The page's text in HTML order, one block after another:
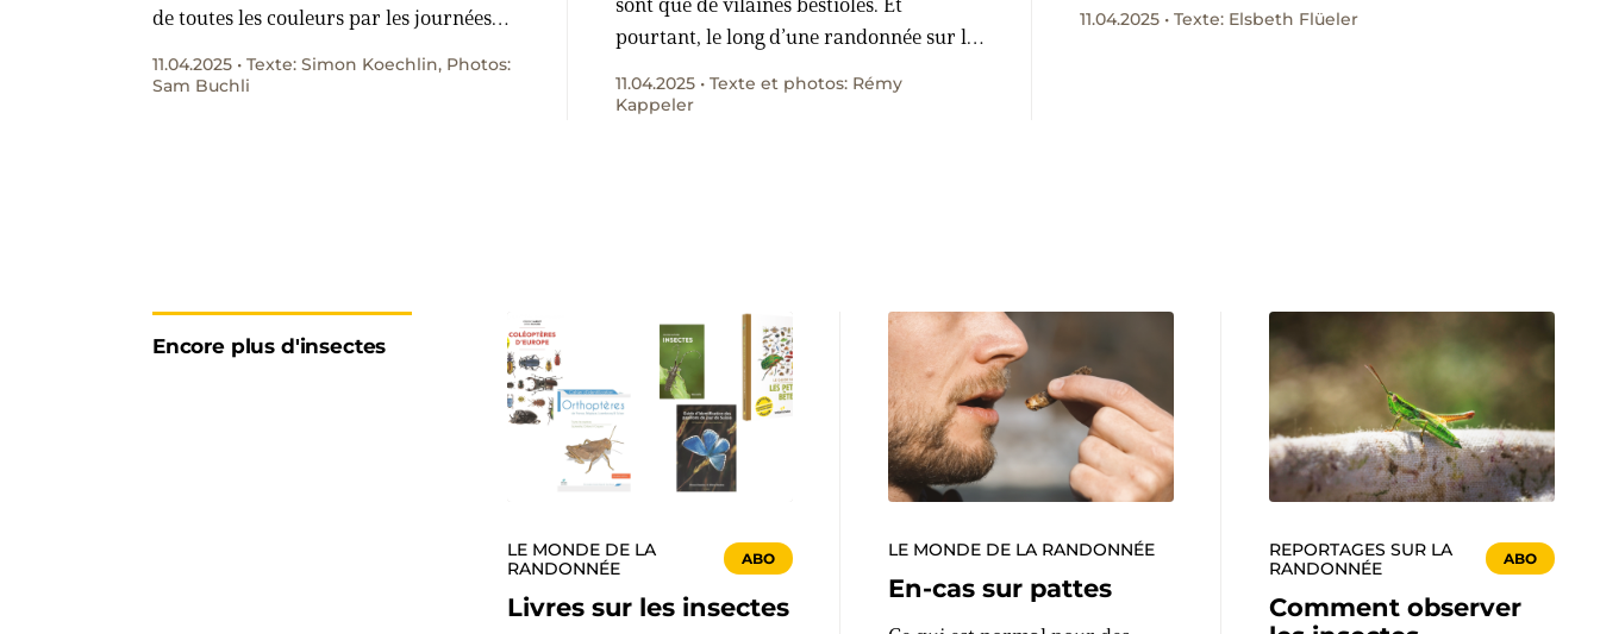
de toutes les couleurs par les journées
d’espèces de papillons les survolent
11.04.2025 • Texte: Simon Koechlin, Photos:
Sam Buchli
pourtant, le long d’une randonnée sur la
Adrien von Virag expliquent l’incroyable
11.04.2025 • Texte et photos: Rémy
Kappeler
11.04.2025 • Texte: Elsbeth Flüeler
Encore plus d'insectes
LE MONDE DE LA
RANDONNÉE
ABO
Livres sur les insectes
LE MONDE DE LA RANDONNÉE
En-cas sur pattes
REPORTAGES SUR LA
RANDONNÉE
ABO
Comment observer